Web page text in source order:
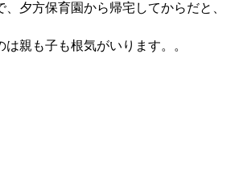
夕方保育園から帰宅してからだと、
親も子も根気がいります。。